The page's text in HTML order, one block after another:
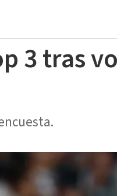
3 tras